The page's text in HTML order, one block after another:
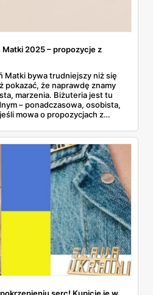
2025 – propozycje z
Matki bywa trudniejszy niż się
pokazać, że naprawdę znamy
marzenia. Biżuteria jest tu
– ponadczasowa, osobista,
mowa o propozycjach z
Co ważne, marka
100 zł w
minimum 500 zł – idealny
mamy... i nieco
perły, cyrkonie – propozycji
coś zarówno dla
jak i kobiet ceniących bardziej
na inspiracje?